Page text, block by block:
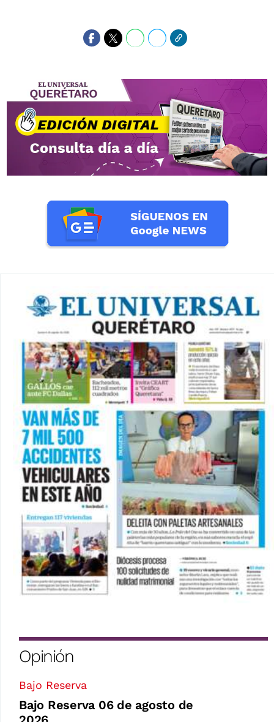
Opinión
Bajo Reserva
Bajo Reserva 06 de agosto de